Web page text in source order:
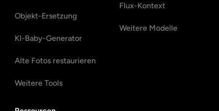
Objekt-Ersetzung
KI-Baby-Generator
Alte Fotos restaurieren
Weitere Tools
Flux-Kontext
Weitere Modelle